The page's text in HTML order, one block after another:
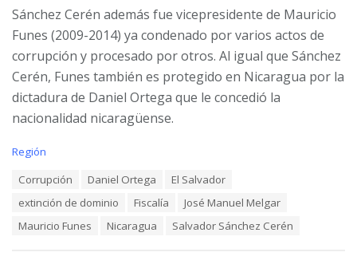
Sánchez Cerén además fue vicepresidente de Mauricio
Funes (2009-2014) ya condenado por varios actos de
corrupción y procesado por otros. Al igual que Sánchez
Cerén, Funes también es protegido en Nicaragua por la
dictadura de Daniel Ortega que le concedió la
nacionalidad nicaragüense.
C
Región
Corrupción Daniel Ortega
El Salvador
extinción de dominio
Fiscalía
José Manuel Melgar
Mauricio Funes
Nicaragua Salvador Sánchez Cerén